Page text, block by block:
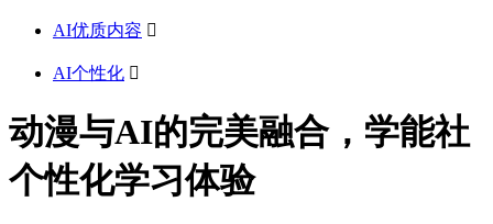
AI优质内容 
AI个性化 
动漫与AI的完美融合，学能社
个性化学习体验